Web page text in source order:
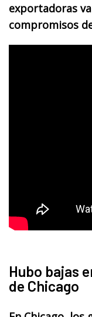
exportadoras
compromisos
Hubo bajas
de Chicago